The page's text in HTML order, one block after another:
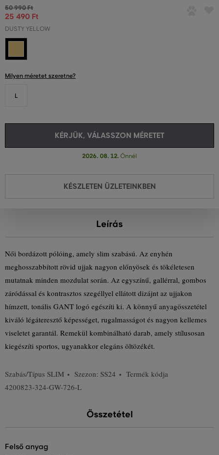
50 990 Ft
25 490 Ft
DUSTY YELLOW
Milyen méretet szeretne?
L
KÉRJÜK, VÁLASSZON MÉRETET
2026. 08. 12. Önnél
KÉSZLETEN ÜZLETEINKBEN
Leírás
Női bordázott pólóing, amely slim szabású. Az enyhén
meghosszabbított rövid ujjak nagyon előnyösek és tökéletesen
mutatnak minden mozdulat során. Az egyszínű, gallérral, gombos
záródással és kontrasztos szegéllyel ellátott dizájnt az ujjakon
hímzett, tonális GANT logó egészíti ki. A könnyű anyagösszetétel
kiváló légáteresztő képességet, rugalmasságot és nagyon kellemes
viseletet garantál. Remekül kombinálható darab, amely stílusosan
kiegészíti sportos, ugyanakkor elegáns öltözékét.
Szabás/Típus SLIM Szezon: SS24
Termék kódja
4200823-324-GW-726-L
Összetétel
felső anyag